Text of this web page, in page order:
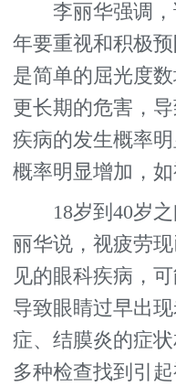
李丽华强调，
年要重视和积极
是简单的屈光度
更长期的危害，
疾病的发生概率
概率明显增加，
18岁到40岁之
丽华说，视疲劳
见的眼科疾病，
导致眼睛过早出
症、结膜炎的症
多种检查找到引